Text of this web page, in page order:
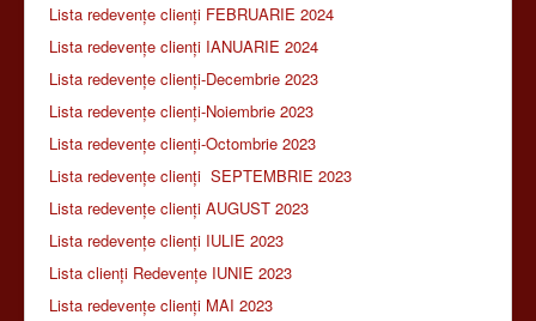
Lista redevențe clienți FEBRUARIE 2024
Lista redevențe clienți IANUARIE 2024
Lista redevențe clienți-Decembrie 2023
Lista redevențe clienți-Noiembrie 2023
Lista redevențe clienți-Octombrie 2023
Lista redevențe clienți SEPTEMBRIE 2023
Lista redevențe clienți AUGUST 2023
Lista redevențe clienți IULIE 2023
Lista clienți Redevențe IUNIE 2023
Lista redevențe clienți MAI 2023